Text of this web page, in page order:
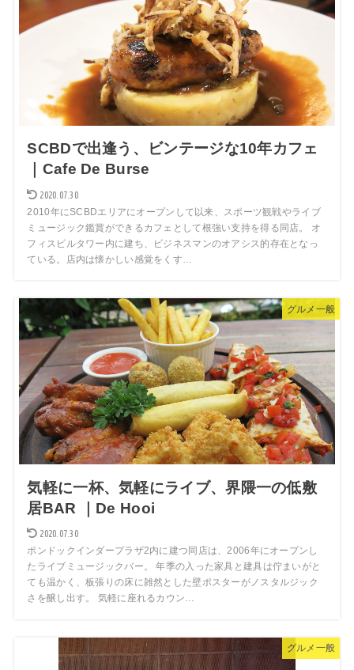
SCBDで出逢う、ビンテージな10年カフェ
｜Cafe De Burse
2020.07.30
2010年にSCBDエリアにオープンして以来、スポーツ観戦やライブ
ミュージック鑑賞ができるカフェとして根強い支持を得る同店。 オ
フィスビルタワー内に建ち、ビジネスマンのオアシス的存在となっ
ている。店内は懐かしい感覚をくす…
グルメ一般
気軽に一杯、気軽にライブ、界隈一の低敷
居BAR ｜De Hooi
2020.07.30
ポンドックインダープラザ2内に建つ同店は、2006年にオープンし
たライブミュージックバー。 年季の入った家具と建具は佇まいがと
ても温かく、板張りの床に雑然とした壁ポスターがノスタルジック
さを醸し出す。 気軽に座れるカウン…
グルメ一般